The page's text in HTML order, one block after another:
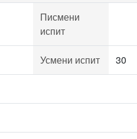
Писмени
испит
Усмени испит 30